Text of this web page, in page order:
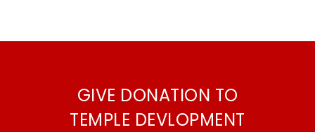
GIVE DONATION TO
TEMPLE DEVLOPMENT